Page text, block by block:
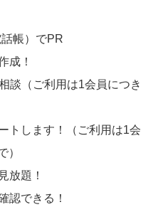
帳）でPR
成！
談（ご利用は1会員につき
トします！（ご利用は1会
）
放題！
認できる！